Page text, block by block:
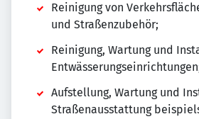
Reinigung von
und Straßenzubehör;
Reinigung, Wartung und
Aufstellung, Wartung und
Straßenausstattung